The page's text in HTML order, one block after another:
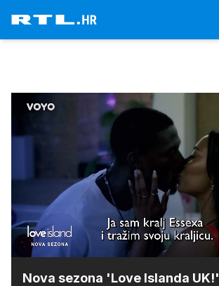
Upali
zvuk
Loaded:
100.00%
Nova sezona 'Love Islanda UK!'